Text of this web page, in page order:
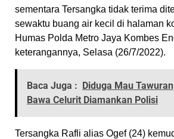
sementara Tersangka tidak terima
sewaktu buang air kecil di halaman
Humas Polda Metro Jaya Kombes
keterangannya, Selasa (26/7/2022).
Baca Juga :
Diduga Mau
Bawa Celurit Diamankan Polisi
Tersangka Rafli alias Ogef (24)